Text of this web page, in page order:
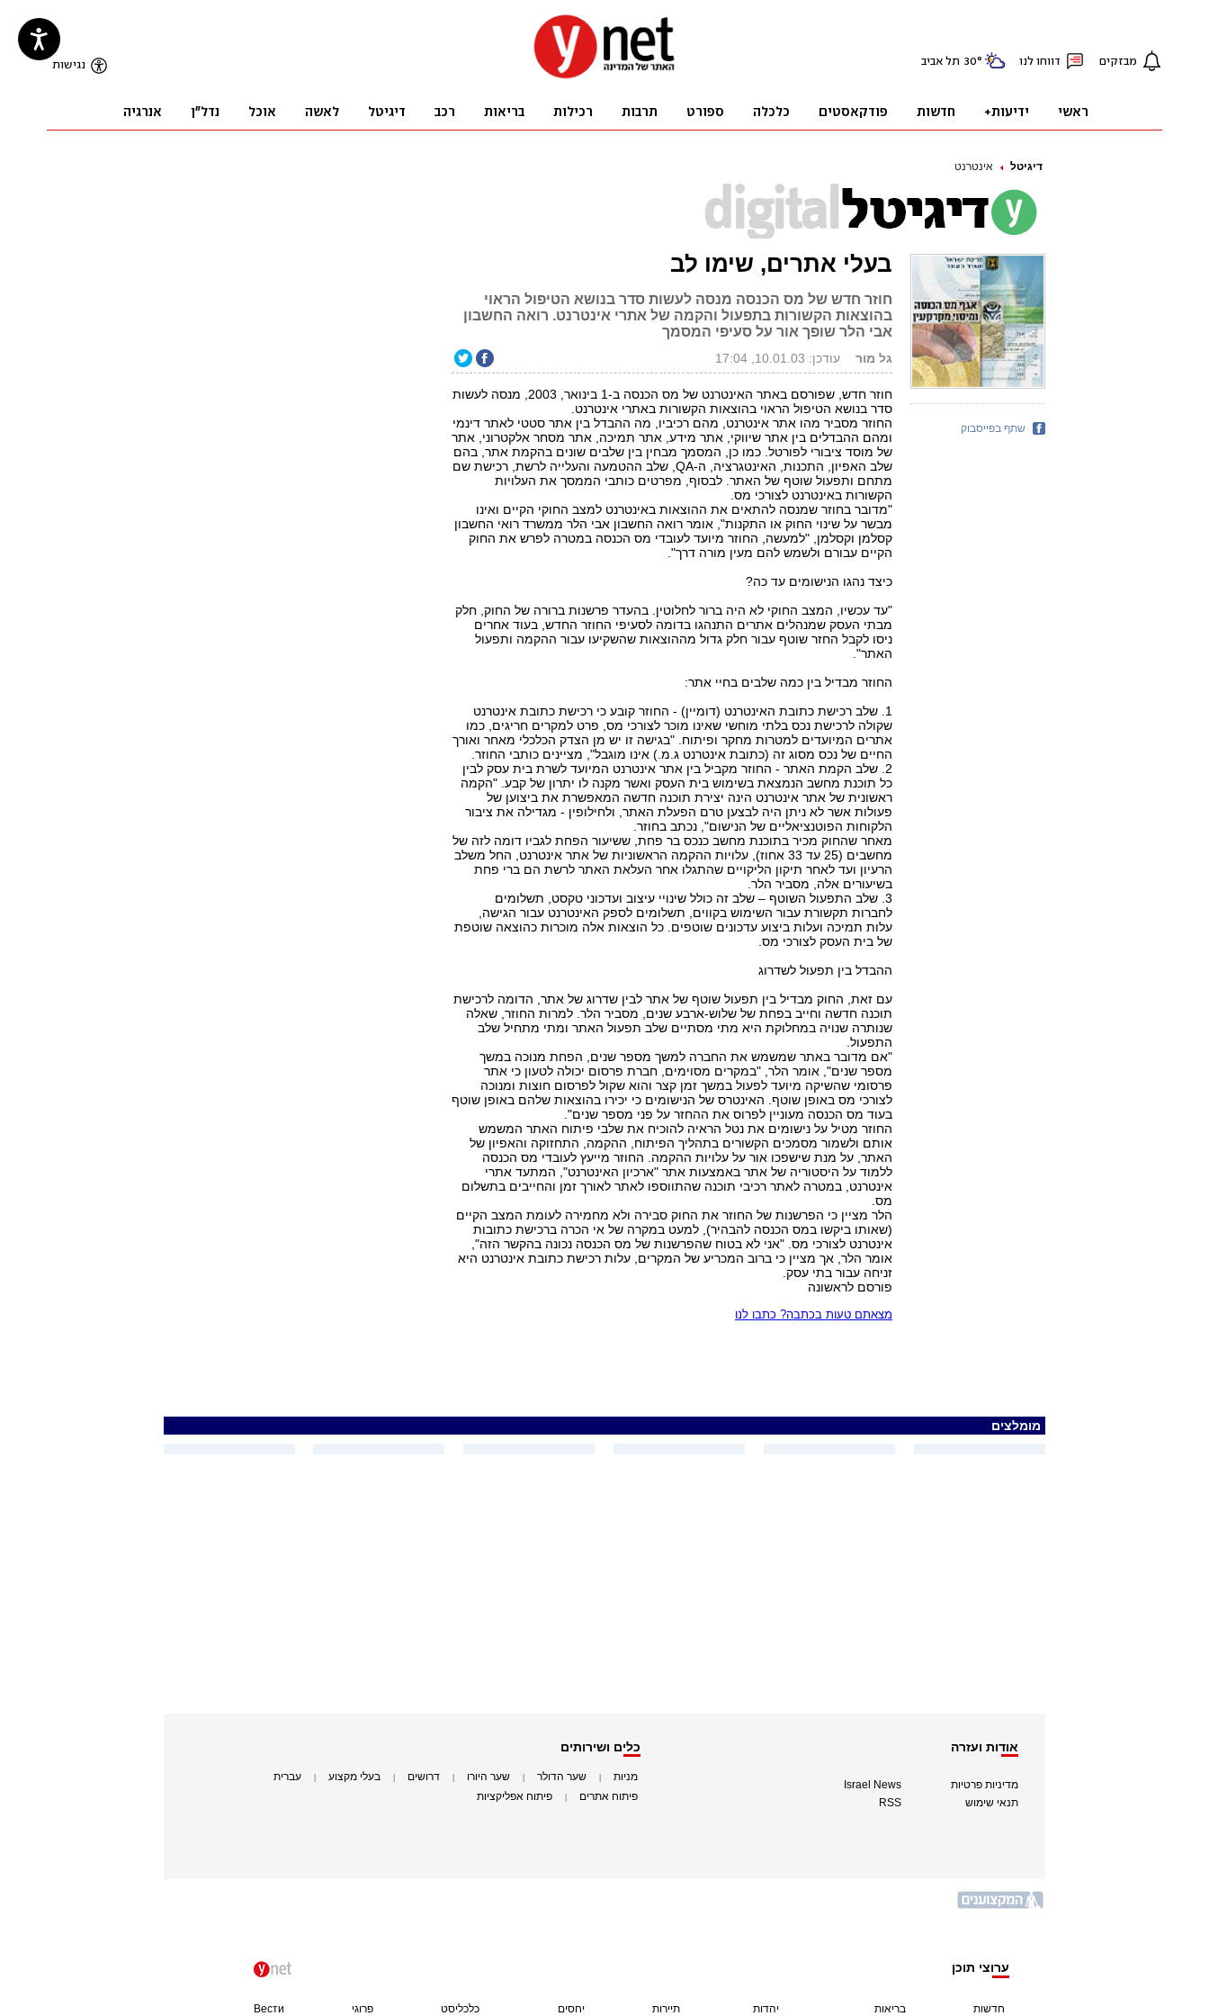
דיגיטל אינטרנט
בעלי אתרים, שימו לב
חוזר חדש של מס הכנסה מנסה לעשות סדר בנושא הטיפול הראוי
בהוצאות הקשורות בתפעול והקמה של אתרי אינטרנט. רואה החשבון
אבי הלר שופך אור על סעיפי המסמך
גל מור עודכן: 10.01.03, 17:04
חוזר חדש, שפורסם באתר האינטרנט של מס הכנסה ב-1 בינואר, 2003, מנסה לעשות
סדר בנושא הטיפול הראוי בהוצאות הקשורות באתרי אינטרנט.
החוזר מסביר מהו אתר אינטרנט, מהם רכיביו, מה ההבדל בין אתר סטטי לאתר דינמי
ומהם ההבדלים בין אתר שיווקי, אתר מידע, אתר תמיכה, אתר מסחר אלקטרוני, אתר
של מוסד ציבורי לפורטל. כמו כן, המסמך מבחין בין שלבים שונים בהקמת אתר, בהם
שלב האפיון, התכנות, האינטגרציה, ה-QA, שלב ההטמעה והעלייה לרשת, רכישת שם
מתחם ותפעול שוטף של האתר. לבסוף, מפרטים כותבי הממסך את העלויות
הקשורות באינטרנט לצורכי מס.
"מדובר בחוזר שמנסה להתאים את ההוצאות באינטרנט למצב החוקי הקיים ואינו
מבשר על שינוי החוק או התקנות", אומר רואה החשבון אבי הלר ממשרד רואי החשבון
קסלמן וקסלמן, "למעשה, החוזר מיועד לעובדי מס הכנסה במטרה לפרש את החוק
הקיים עבורם ולשמש להם מעין מורה דרך".
כיצד נהגו הנישומים עד כה?
"עד עכשיו, המצב החוקי לא היה ברור לחלוטין. בהעדר פרשנות ברורה של החוק, חלק
מבתי העסק שמנהלים אתרים התנהגו בדומה לסעיפי החוזר החדש, בעוד אחרים
ניסו לקבל החזר שוטף עבור חלק גדול מההוצאות שהשקיעו עבור ההקמה ותפעול
האתר".
החוזר מבדיל בין כמה שלבים בחיי אתר:
1. שלב רכישת כתובת האינטרנט (דומיין) - החוזר קובע כי רכישת כתובת אינטרנט
שקולה לרכישת נכס בלתי מוחשי שאינו מוכר לצורכי מס, פרט למקרים חריגים, כמו
אתרים המיועדים למטרות מחקר ופיתוח. "בגישה זו יש מן הצדק הכלכלי מאחר ואורך
החיים של נכס מסוג זה (כתובת אינטרנט ג.מ.) אינו מוגבל", מציינים כותבי החוזר.
2. שלב הקמת האתר - החוזר מקביל בין אתר אינטרנט המיועד לשרת בית עסק לבין
כל תוכנת מחשב הנמצאת בשימוש בית העסק ואשר מקנה לו יתרון של קבע. "הקמה
ראשונית של אתר אינטרנט הינה יצירת תוכנה חדשה המאפשרת את ביצוען של
פעולות אשר לא ניתן היה לבצען טרם הפעלת האתר, ולחילופין - מגדילה את ציבור
הלקוחות הפוטנציאליים של הנישום", נכתב בחוזר.
מאחר שהחוק מכיר בתוכנת מחשב כנכס בר פחת, ששיעור הפחת לגביו דומה לזה של
מחשבים (25 עד 33 אחוז), עלויות ההקמה הראשוניות של אתר אינטרנט, החל משלב
הרעיון ועד לאחר תיקון הליקויים שהתגלו אחר העלאת האתר לרשת הם ברי פחת
בשיעורים אלה, מסביר הלר.
3. שלב התפעול השוטף – שלב זה כולל שינויי עיצוב ועדכוני טקסט, תשלומים
לחברות תקשורת עבור השימוש בקווים, תשלומים לספק האינטרנט עבור הגישה,
עלות תמיכה ועלות ביצוע עדכונים שוטפים. כל הוצאות אלה מוכרות כהוצאה שוטפת
של בית העסק לצורכי מס.
ההבדל בין תפעול לשדרוג
עם זאת, החוק מבדיל בין תפעול שוטף של אתר לבין שדרוג של אתר, הדומה לרכישת
תוכנה חדשה וחייב בפחת של שלוש-ארבע שנים, מסביר הלר. למרות החוזר, שאלה
שנותרה שנויה במחלוקת היא מתי מסתיים שלב תפעול האתר ומתי מתחיל שלב
התפעול.
"אם מדובר באתר שמשמש את החברה למשך מספר שנים, הפחת מנוכה במשך
מספר שנים", אומר הלר, "במקרים מסוימים, חברת פרסום יכולה לטעון כי אתר
פרסומי שהשיקה מיועד לפעול במשך זמן קצר והוא שקול לפרסום חוצות ומנוכה
לצורכי מס באופן שוטף. האינטרס של הנישומים כי יכירו בהוצאות שלהם באופן שוטף
בעוד מס הכנסה מעוניין לפרוס את ההחזר על פני מספר שנים".
החוזר מטיל על נישומים את נטל הראיה להוכיח את שלבי פיתוח האתר המשמש
אותם ולשמור מסמכים הקשורים בתהליך הפיתוח, ההקמה, התחזוקה והאפיון של
האתר, על מנת שישפכו אור על עלויות ההקמה. החוזר מייעץ לעובדי מס הכנסה
ללמוד על היסטוריה של אתר באמצעות אתר "ארכיון האינטרנט", המתעד אתרי
אינטרנט, במטרה לאתר רכיבי תוכנה שהתווספו לאתר לאורך זמן והחייבים בתשלום
מס.
הלר מציין כי הפרשנות של החוזר את החוק סבירה ולא מחמירה לעומת המצב הקיים
(שאותו ביקשו במס הכנסה להבהיר), למעט במקרה של אי הכרה ברכישת כתובות
אינטרנט לצורכי מס. "אני לא בטוח שהפרשנות של מס הכנסה נכונה בהקשר הזה",
אומר הלר, אך מציין כי ברוב המכריע של המקרים, עלות רכישת כתובת אינטרנט היא
זניחה עבור בתי עסק.
פורסם לראשונה
מצאתם טעות בכתבה? כתבו לנו
שתף בפייסבוק
מומלצים
אודות ועזרה
מדיניות פרטיות
תנאי שימוש
Israel News
RSS
כלים ושירותים
מניות שער הדולר שער היורו דרושים בעלי מקצוע עברית
פיתוח אתרים פיתוח אפליקציות
ערוצי תוכן
חדשות בריאות יהדות תיירות יחסים כלכליסט פרוגי Вести